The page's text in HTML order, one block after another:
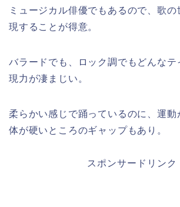
ミュージカル俳優でもあるので、歌の
現することが得意。
バラードでも、ロック調でもどんなテ
現力が凄まじい。
柔らかい感じで踊っているのに、運動
体が硬いところのギャップもあり。
スポンサードリンク